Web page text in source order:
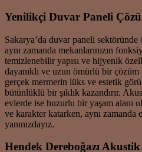
Yenilikçi Duvar Paneli
Sakarya’da duvar paneli
aynı zamanda mekanlarınızın
temizlenebilir yapısı ve hijyenik
dayanıklı ve uzun ömürlü bir
gerçek mermerin lüks ve estetik
bütünlüklü bir şıklık kazandırır.
evlerde ise huzurlu bir yaşam alanı
ve karakter katarken, aynı zamanda
yanınızdayız.
Hendek Dereboğazı